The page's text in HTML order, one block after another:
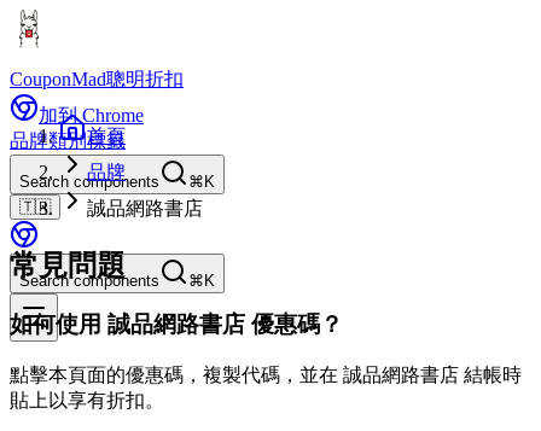
CouponMad聰明折扣
加到 Chrome
品牌類別標籤
Search components
⌘K
🇹🇼
Search components ⌘K
首頁
品牌
誠品網路書店
常見問題
如何使用 誠品網路書店 優惠碼？
點擊本頁面的優惠碼，複製代碼，並在 誠品網路書店 結帳時
貼上以享有折扣。